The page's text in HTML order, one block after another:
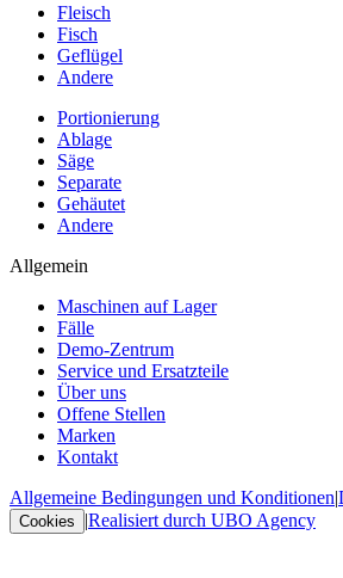
Fleisch
Fisch
Geflügel
Andere
Portionierung
Ablage
Säge
Separate
Gehäutet
Andere
Allgemein
Maschinen auf Lager
Fälle
Demo-Zentrum
Service und Ersatzteile
Über uns
Offene Stellen
Marken
Kontakt
Allgemeine Bedingungen und Konditionen|
Cookies |Realisiert durch UBO Agency